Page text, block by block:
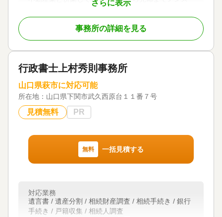
さらに表示
トップで対応可能です。
山口県全域
遺言書 / 遺産分割
事務所の詳細を見る
行政書士上村秀則事務所
山口県萩市に対応可能
所在地： 山口県下関市武久西原台１１番７号
見積無料 PR
無料 一括見積する
対応業務
遺言書 / 遺産分割 / 相続財産調査 / 相続手続き / 銀行
手続き / 戸籍収集 / 相続人調査